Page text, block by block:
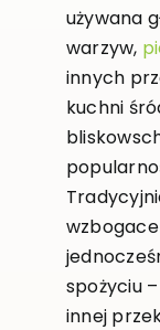
używana
warzyw,
innych
kuchni
spożyciu
innej